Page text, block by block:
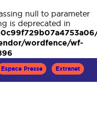
null to parameter
is deprecated in
wordfence/wf-
Espace Presse Extranet